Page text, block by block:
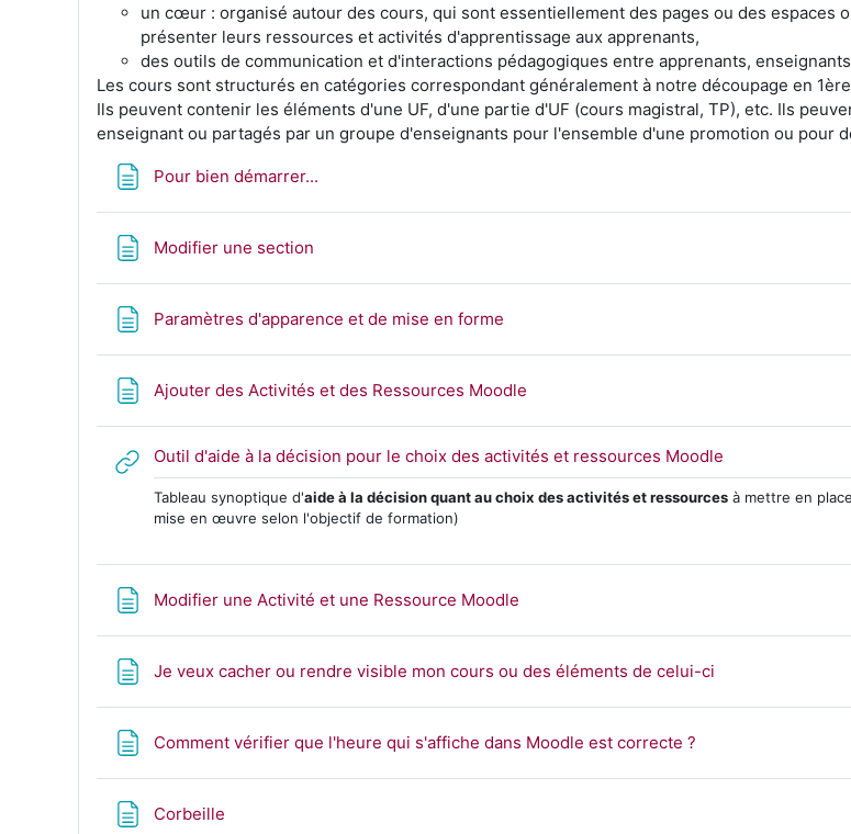
un cœur : organisé autour des cours, qui sont essentiellement des pages ou des espaces
présenter leurs ressources et activités d'apprentissage aux apprenants,
des outils de communication et d'interactions pédagogiques entre apprenants,
Les cours sont structurés en catégories correspondant généralement à notre découpage en
Ils peuvent contenir les éléments d'une UF, d'une partie d'UF (cours magistral, TP), etc. Ils
enseignant ou partagés par un groupe d'enseignants pour l'ensemble d'une promotion ou pour
Pour bien démarrer...
Modifier une section
Paramètres d'apparence et de mise en forme
Ajouter des Activités et des Ressources Moodle
Outil d'aide à la décision pour le choix des activités et ressources Moodle
Tableau synoptique d'aide à la décision quant auchoix des activités et ressources à mettre en
mise en œuvre selon l'objectif de formation)
Modifier une Activité et une Ressource Moodle
Je veux cacher ou rendre visible mon cours ou des éléments de celui-ci
Comment vérifier que l'heure qui s'affiche dans Moodle est correcte ?
Corbeille